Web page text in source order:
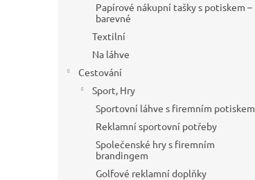
Papírové nákupní tašky s potiskem –
barevné
Textilní
Na láhve
Cestování
Sport, Hry
Sportovní láhve s firemním potiskem
Reklamní sportovní potřeby
Společenské hry s firemním
brandingem
Golfové reklamní doplňky